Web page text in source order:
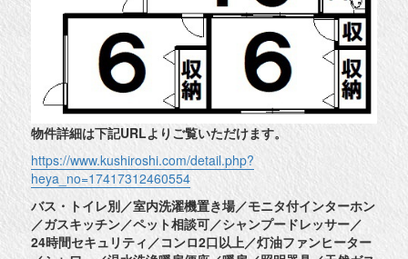
物件詳細は下記URLよりご覧いただけます。
https://www.kushiroshi.com/detail.php?
heya_no=17417312460554
バス・トイレ別／室内洗濯機置き場／モニタ付インターホン
／ガスキッチン／ペット相談可／シャンプードレッサー／
24時間セキュリティ／コンロ2口以上／灯油ファンヒーター